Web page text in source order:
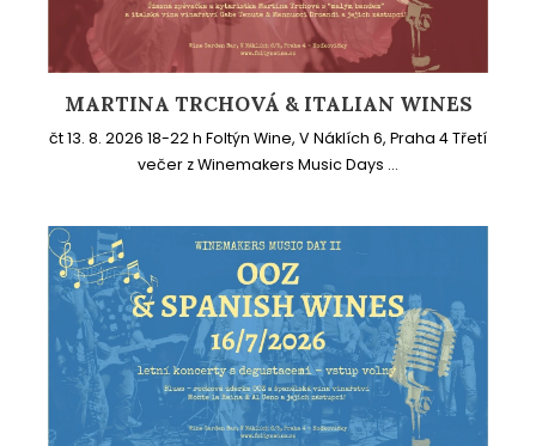
MARTINA TRCHOVÁ & ITALIAN WINES
čt 13. 8. 2026 18-22 h Foltýn Wine, V Náklích 6, Praha 4 Třetí
večer z Winemakers Music Days ...